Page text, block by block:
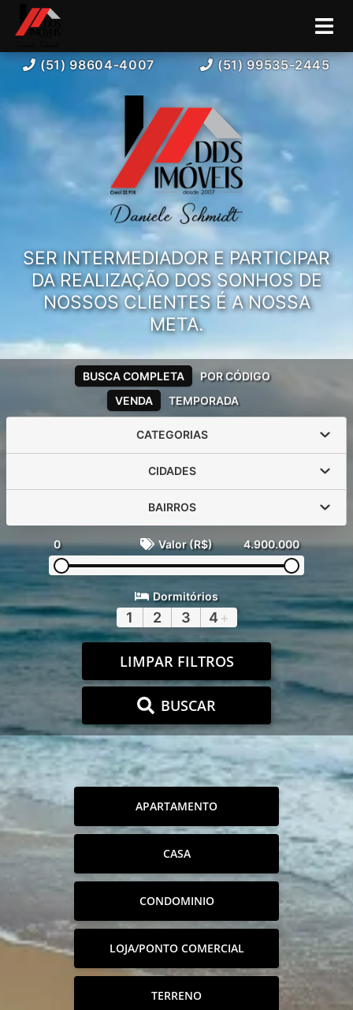
(51) 98604-4007 (51) 99535-2445
SER INTERMEDIADOR E PARTICIPAR
DA REALIZAÇÃO DOS SONHOS DE
NOSSOS CLIENTES É A NOSSA
META.
VENDA TEMPORADA
BUSCA COMPLETA POR CÓDIGO
CATEGORIAS
CIDADES
BAIRROS
0 Valor (R$) 4.900.000
Dormitórios
1 2 3 4 +
LIMPAR FILTROS
BUSCAR
APARTAMENTO
CASA
CONDOMINIO
LOJA/PONTO COMERCIAL
TERRENO